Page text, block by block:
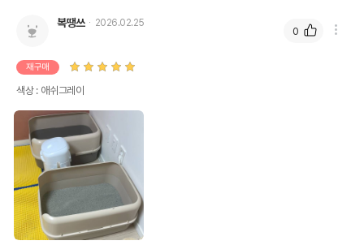
복땡쓰 2026.02.25
재구매
색상 : 애쉬그레이
0